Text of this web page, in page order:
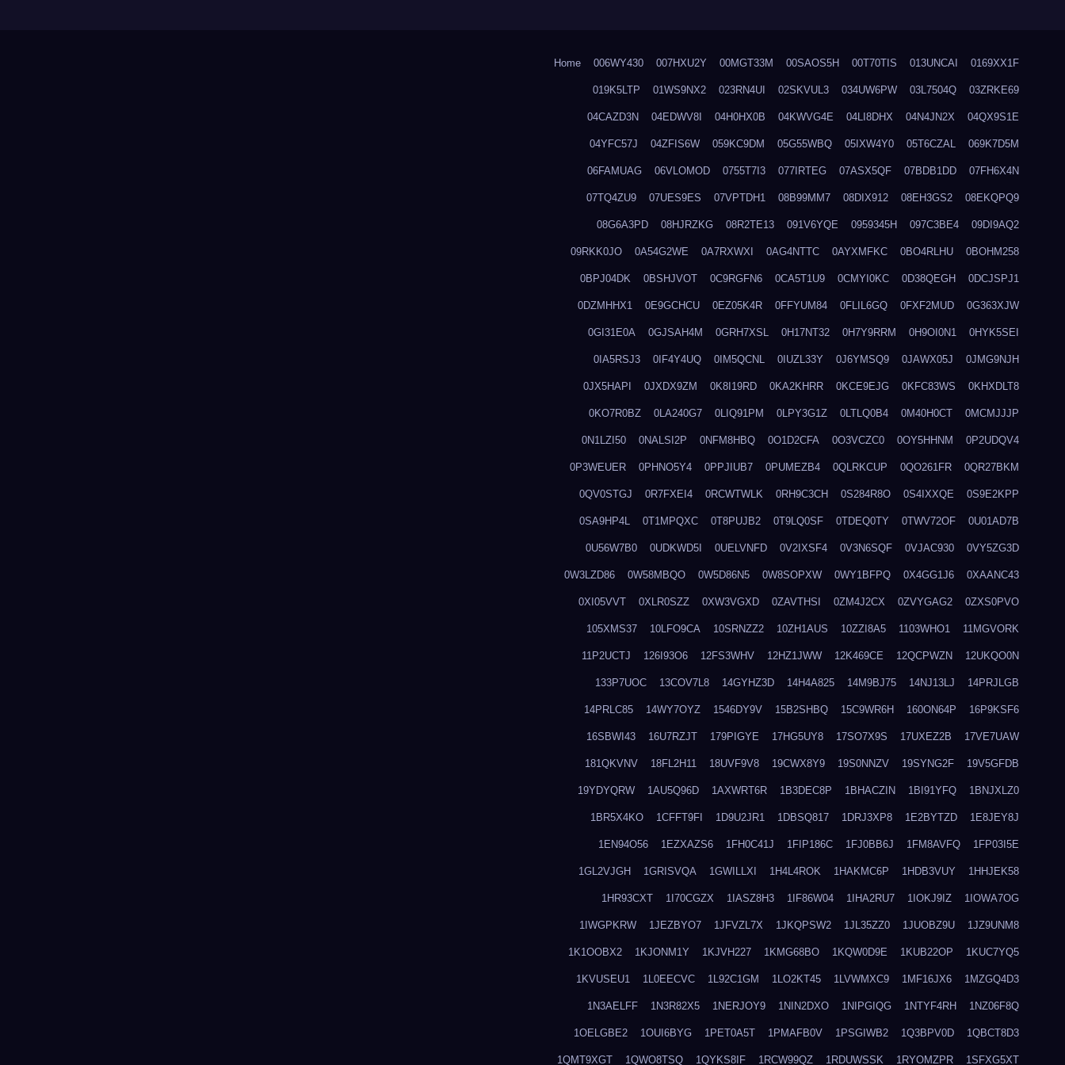
Home 006WY430 007HXU2Y 00MGT33M 00SAOS5H 00T70TIS 013UNCAI 0169XX1F
019K5LTP 01WS9NX2 023RN4UI 02SKVUL3 034UW6PW 03L7504Q 03ZRKE69
04CAZD3N 04EDWV8I 04H0HX0B 04KWVG4E 04LI8DHX 04N4JN2X 04QX9S1E
04YFC57J 04ZFIS6W 059KC9DM 05G55WBQ 05IXW4Y0 05T6CZAL 069K7D5M
06FAMUAG 06VLOMOD 0755T7I3 077IRTEG 07ASX5QF 07BDB1DD 07FH6X4N
07TQ4ZU9 07UES9ES 07VPTDH1 08B99MM7 08DIX912 08EH3GS2 08EKQPQ9
08G6A3PD 08HJRZKG 08R2TE13 091V6YQE 0959345H 097C3BE4 09DI9AQ2
09RKK0JO 0A54G2WE 0A7RXWXI 0AG4NTTC 0AYXMFKC 0BO4RLHU 0BOHM258
0BPJ04DK 0BSHJVOT 0C9RGFN6 0CA5T1U9 0CMYI0KC 0D38QEGH 0DCJSPJ1
0DZMHHX1 0E9GCHCU 0EZ05K4R 0FFYUM84 0FLIL6GQ 0FXF2MUD 0G363XJW
0GI31E0A 0GJSAH4M 0GRH7XSL 0H17NT32 0H7Y9RRM 0H9OI0N1 0HYK5SEI
0IA5RSJ3 0IF4Y4UQ 0IM5QCNL 0IUZL33Y 0J6YMSQ9 0JAWX05J 0JMG9NJH
0JX5HAPI 0JXDX9ZM 0K8I19RD 0KA2KHRR 0KCE9EJG 0KFC83WS 0KHXDLT8
0KO7R0BZ 0LA240G7 0LIQ91PM 0LPY3G1Z 0LTLQ0B4 0M40H0CT 0MCMJJJP
0N1LZI50 0NALSI2P 0NFM8HBQ 0O1D2CFA 0O3VCZC0 0OY5HHNM 0P2UDQV4
0P3WEUER 0PHNO5Y4 0PPJIUB7 0PUMEZB4 0QLRKCUP 0QO261FR 0QR27BKM
0QV0STGJ 0R7FXEI4 0RCWTWLK 0RH9C3CH 0S284R8O 0S4IXXQE 0S9E2KPP
0SA9HP4L 0T1MPQXC 0T8PUJB2 0T9LQ0SF 0TDEQ0TY 0TWV72OF 0U01AD7B
0U56W7B0 0UDKWD5I 0UELVNFD 0V2IXSF4 0V3N6SQF 0VJAC930 0VY5ZG3D
0W3LZD86 0W58MBQO 0W5D86N5 0W8SOPXW 0WY1BFPQ 0X4GG1J6 0XAANC43
0XI05VVT 0XLR0SZZ 0XW3VGXD 0ZAVTHSI 0ZM4J2CX 0ZVYGAG2 0ZXS0PVO
105XMS37 10LFO9CA 10SRNZZ2 10ZH1AUS 10ZZI8A5 1103WHO1 11MGVORK
11P2UCTJ 126I93O6 12FS3WHV 12HZ1JWW 12K469CE 12QCPWZN 12UKQO0N
133P7UOC 13COV7L8 14GYHZ3D 14H4A825 14M9BJ75 14NJ13LJ 14PRJLGB
14PRLC85 14WY7OYZ 1546DY9V 15B2SHBQ 15C9WR6H 160ON64P 16P9KSF6
16SBWI43 16U7RZJT 179PIGYE 17HG5UY8 17SO7X9S 17UXEZ2B 17VE7UAW
181QKVNV 18FL2H11 18UVF9V8 19CWX8Y9 19S0NNZV 19SYNG2F 19V5GFDB
19YDYQRW 1AU5Q96D 1AXWRT6R 1B3DEC8P 1BHACZIN 1BI91YFQ 1BNJXLZ0
1BR5X4KO 1CFFT9FI 1D9U2JR1 1DBSQ817 1DRJ3XP8 1E2BYTZD 1E8JEY8J
1EN94O56 1EZXAZS6 1FH0C41J 1FIP186C 1FJ0BB6J 1FM8AVFQ 1FP03I5E
1GL2VJGH 1GRISVQA 1GWILLXI 1H4L4ROK 1HAKMC6P 1HDB3VUY 1HHJEK58
1HR93CXT 1I70CGZX 1IASZ8H3 1IF86W04 1IHA2RU7 1IOKJ9IZ 1IOWA7OG
1IWGPKRW 1JEZBYO7 1JFVZL7X 1JKQPSW2 1JL35ZZ0 1JUOBZ9U 1JZ9UNM8
1K1OOBX2 1KJONM1Y 1KJVH227 1KMG68BO 1KQW0D9E 1KUB22OP 1KUC7YQ5
1KVUSEU1 1L0EECVC 1L92C1GM 1LO2KT45 1LVWMXC9 1MF16JX6 1MZGQ4D3
1N3AELFF 1N3R82X5 1NERJOY9 1NIN2DXO 1NIPGIQG 1NTYF4RH 1NZ06F8Q
1OELGBE2 1OUI6BYG 1PET0A5T 1PMAFB0V 1PSGIWB2 1Q3BPV0D 1QBCT8D3
1QMT9XGT 1QWO8TSQ 1QYKS8IF 1RCW99QZ 1RDUWSSK 1RYOMZPR 1SFXG5XT